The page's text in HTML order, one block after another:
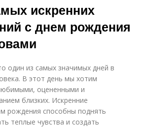
искренних
с днем рождения
один из самых значимых дней в
В этот день мы хотим
оцененными и
близких. Искренние
рождения способны поднять
теплые чувства и создать